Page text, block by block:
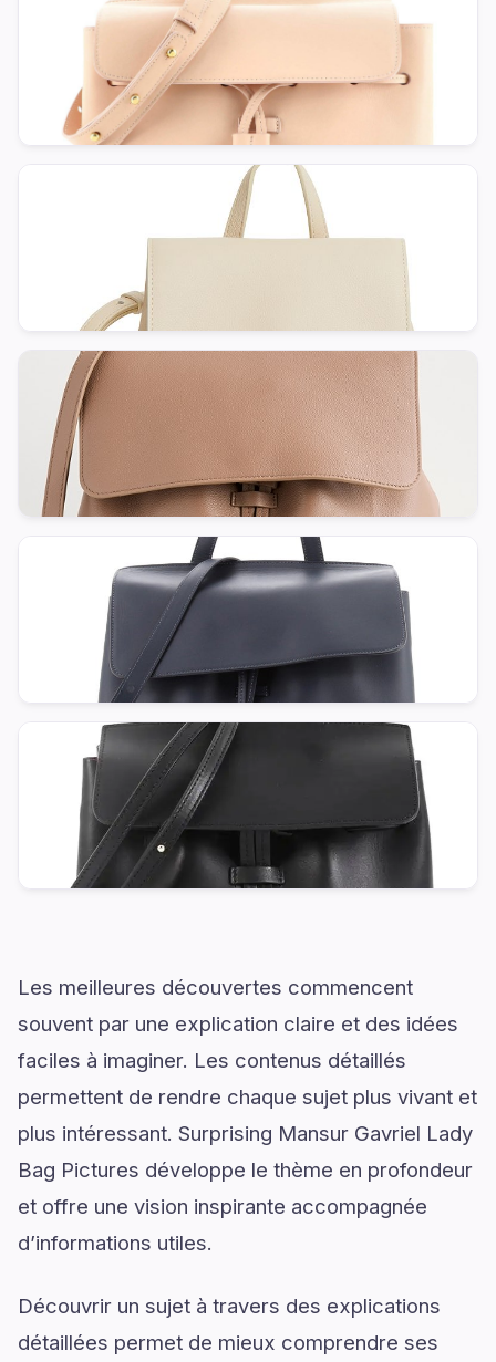
Les meilleures découvertes commencent
souvent par une explication claire et des idées
faciles à imaginer. Les contenus détaillés
permettent de rendre chaque sujet plus vivant et
plus intéressant. Surprising Mansur Gavriel Lady
Bag Pictures développe le thème en profondeur
et offre une vision inspirante accompagnée
d’informations utiles.
Découvrir un sujet à travers des explications
détaillées permet de mieux comprendre ses